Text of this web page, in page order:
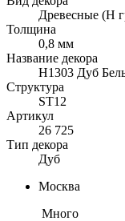
Древесные (Н
Толщина
0,8 мм
Название декора
H1303 Дуб
Структура
ST12
Артикул
26 725
Тип декора
Дуб
Москва
Много